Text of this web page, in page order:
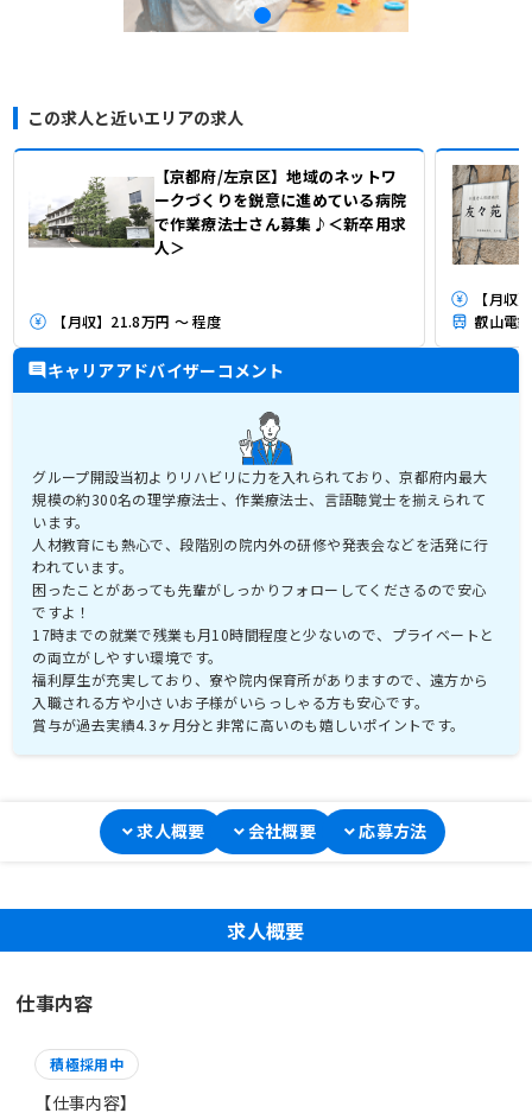
この求人と近いエリアの求人
【京都府/左京区】地域のネットワ
ークづくりを鋭意に進めている病院
で作業療法士さん募集♪＜新卒用求
人＞
【月収】21.8万円 ～ 程度
【月収
叡山電
キャリアアドバイザーコメント
グループ開設当初よりリハビリに力を入れられており、京都府内最大
規模の約300名の理学療法士、作業療法士、言語聴覚士を揃えられて
います。
人材教育にも熱心で、段階別の院内外の研修や発表会などを活発に行
われています。
困ったことがあっても先輩がしっかりフォローしてくださるので安心
ですよ！
17時までの就業で残業も月10時間程度と少ないので、プライベートと
の両立がしやすい環境です。
福利厚生が充実しており、寮や院内保育所がありますので、遠方から
入職される方や小さいお子様がいらっしゃる方も安心です。
賞与が過去実績4.3ヶ月分と非常に高いのも嬉しいポイントです。
求人概要 会社概要 応募方法
求人概要
仕事内容
積極採用中
【仕事内容】